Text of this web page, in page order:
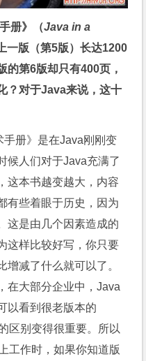
册》（Java in a
一版（第5版）长达1200
的第6版却只有400页，
？对于Java来说，这十
册》是在Java刚刚变
候人们对于Java充满了
这本书越变越大，内容
有些着眼于历史，因为
这是由几个因素造成的
这样比较好写，你只要
增减了什么就可以了。
在大部分企业中，Java
以看到很老版本的
区别变得很重要。所以
工作时，如果你知道版